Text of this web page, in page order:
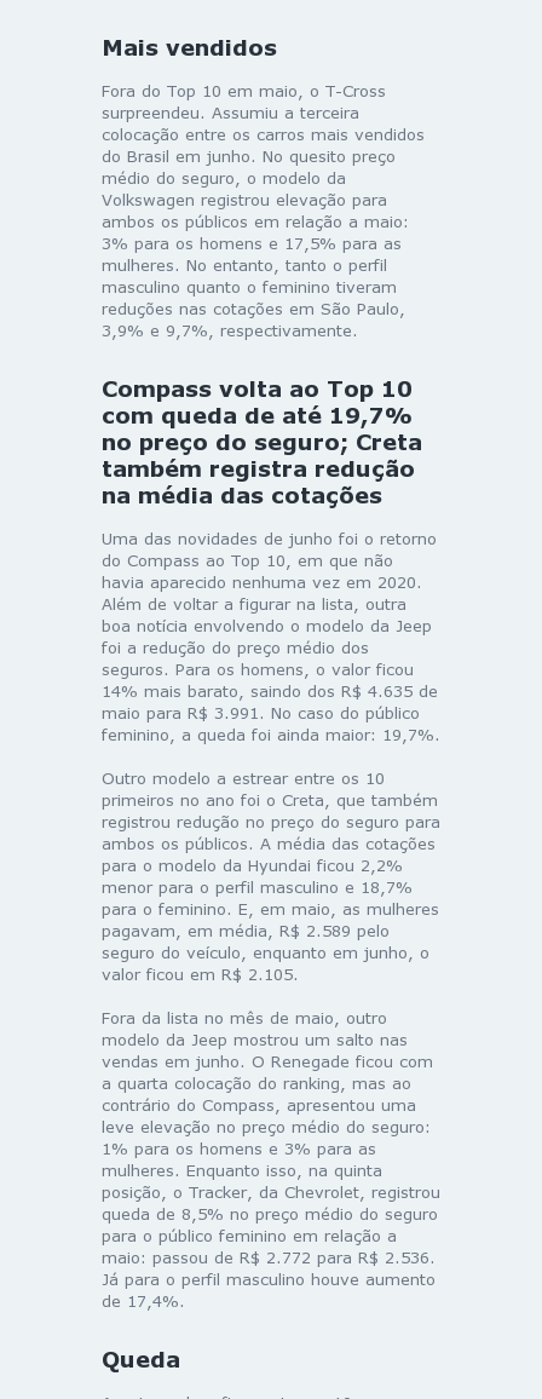
Mais vendidos
Fora do Top 10 em maio, o T-Cross
surpreendeu. Assumiu a terceira
colocação entre os carros mais vendidos
do Brasil em junho. No quesito preço
médio do seguro, o modelo da
Volkswagen registrou elevação para
ambos os públicos em relação a maio:
3% para os homens e 17,5% para as
mulheres. No entanto, tanto o perfil
masculino quanto o feminino tiveram
reduções nas cotações em São Paulo,
3,9% e 9,7%, respectivamente.
Compass volta ao Top 10
com queda de até 19,7%
no preço do seguro; Creta
também registra redução
na média das cotações
Uma das novidades de junho foi o retorno
do Compass ao Top 10, em que não
havia aparecido nenhuma vez em 2020.
Além de voltar a figurar na lista, outra
boa notícia envolvendo o modelo da Jeep
foi a redução do preço médio dos
seguros. Para os homens, o valor ficou
14% mais barato, saindo dos R$ 4.635 de
maio para R$ 3.991. No caso do público
feminino, a queda foi ainda maior: 19,7%.
Outro modelo a estrear entre os 10
primeiros no ano foi o Creta, que também
registrou redução no preço do seguro para
ambos os públicos. A média das cotações
para o modelo da Hyundai ficou 2,2%
menor para o perfil masculino e 18,7%
para o feminino. E, em maio, as mulheres
pagavam, em média, R$ 2.589 pelo
seguro do veículo, enquanto em junho, o
valor ficou em R$ 2.105.
Fora da lista no mês de maio, outro
modelo da Jeep mostrou um salto nas
vendas em junho. O Renegade ficou com
a quarta colocação do ranking, mas ao
contrário do Compass, apresentou uma
leve elevação no preço médio do seguro:
1% para os homens e 3% para as
mulheres. Enquanto isso, na quinta
posição, o Tracker, da Chevrolet, registrou
queda de 8,5% no preço médio do seguro
para o público feminino em relação a
maio: passou de R$ 2.772 para R$ 2.536.
Já para o perfil masculino houve aumento
de 17,4%.
Queda